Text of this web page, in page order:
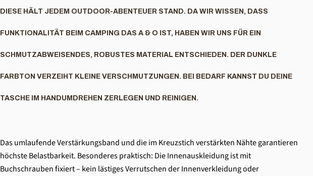
DIESE HÄLT JEDEM OUTDOOR-ABENTEUER STAND. DA WIR WISSEN, DASS
FUNKTIONALITÄT BEIM CAMPING DAS A & O IST, HABEN WIR UNS FÜR EIN
SCHMUTZABWEISENDES, ROBUSTES MATERIAL ENTSCHIEDEN. DER DUNKLE
FARBTON VERZEIHT KLEINE VERSCHMUTZUNGEN. BEI BEDARF KANNST DU DEINE
TASCHE IM HANDUMDREHEN ZERLEGEN UND REINIGEN.
Das umlaufende Verstärkungsband und die im Kreuzstich verstärkten Nähte garantieren
höchste Belastbarkeit. Besonderes praktisch: Die Innenauskleidung ist mit
Buchschrauben fixiert – kein lästiges Verrutschen der Innenverkleidung oder